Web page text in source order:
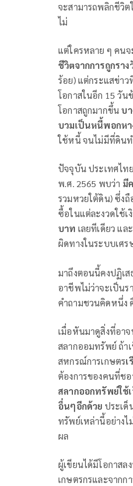
จะสามารถพลิกชีวิ
ไม่
แต่ใครหลาย ๆ คน
ชีวิตจากการถูกรา
ร้อย) แต่กระแสข่า
โอกาสในอีก 15 วัน
โอกาสถูกมากขึ้น บ
บวมเป็นหนี้พอกห
ใช้หนี้ จนไม่มีที่ดินท
ปัจจุบัน ประเทศไ
พ.ศ. 2565 พบว่า มี
รวมหวยใต้ดิน) ซึ่ง
ซื้อในแต่ละงวดใช้เ
บาท เลยทีเดียว แ
ผิดทางในระบบเศร
มาถึงตอนนี้คงปฏิเ
อาชีพไม่ว่าจะเป็น
คำถามชวนคิดหนึ่ง
เมื่อหันมาดูสิ่งที่อา
สลากออมทรัพย์ ถ้า
สหกรณ์การเกษตร
ต้องการของคนที่ชอ
สลากออกทรัพย์ใช้
อื่นๆอีกด้วย ประเด็
ทรัพย์เหล่านี้อย่างไ
ผล
ผู้เขียนได้มีโอกาส
เกษตรกรและจาก